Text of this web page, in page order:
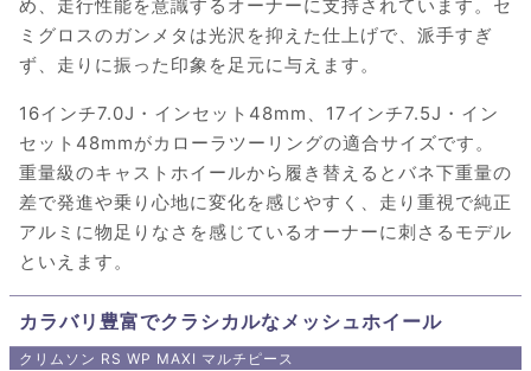
め、走行性能を意識するオーナーに支持されています。セ
ミグロスのガンメタは光沢を抑えた仕上げで、派手すぎ
ず、走りに振った印象を足元に与えます。
16インチ7.0J・インセット48mm、17インチ7.5J・イン
セット48mmがカローラツーリングの適合サイズです。
重量級のキャストホイールから履き替えるとバネ下重量の
差で発進や乗り心地に変化を感じやすく、走り重視で純正
アルミに物足りなさを感じているオーナーに刺さるモデル
といえます。
カラバリ豊富でクラシカルなメッシュホイール
クリムソン RS WP MAXI マルチピース